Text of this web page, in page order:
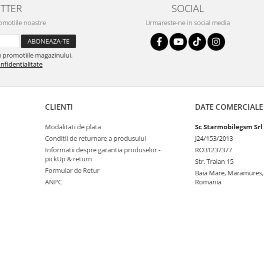
noastre
promotiile magazinului.
SOCIAL
Urmareste-ne in social media
CLIENTI
Modalitati de plata
Conditii de returnare a produsului
Informatii despre garantia produselor -
pickUp & return
Formular de Retur
ANPC
DATE COMERCIALE
Sc Starmobilegsm Srl
J24/153/2013
RO31237377
Str. Traian 15
Baia Mare, Maramures,
Romania